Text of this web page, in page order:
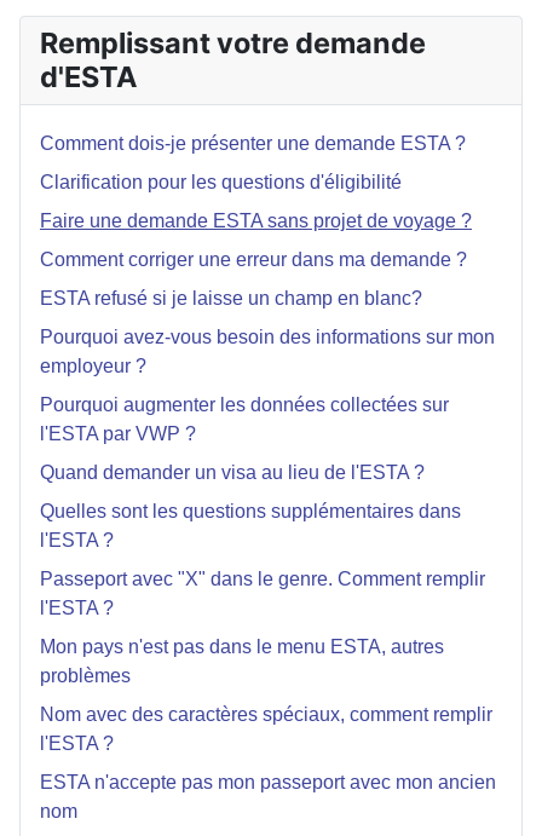
Remplissant votre demande
d'ESTA
Comment dois-je présenter une demande ESTA ?
Clarification pour les questions d'éligibilité
Faire une demande ESTA sans projet de voyage ?
Comment corriger une erreur dans ma demande ?
ESTA refusé si je laisse un champ en blanc?
Pourquoi avez-vous besoin des informations sur mon
employeur ?
Pourquoi augmenter les données collectées sur
l'ESTA par VWP ?
Quand demander un visa au lieu de l'ESTA ?
Quelles sont les questions supplémentaires dans
l'ESTA ?
Passeport avec "X" dans le genre. Comment remplir
l'ESTA ?
Mon pays n'est pas dans le menu ESTA, autres
problèmes
Nom avec des caractères spéciaux, comment remplir
l'ESTA ?
ESTA n'accepte pas mon passeport avec mon ancien
nom